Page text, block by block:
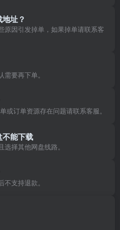
址？
原因引发掉单，如果掉单请联系客
要再下单。
或订单资源存在问题请联系客服。
不能下载
择其他网盘线路。
支持退款。